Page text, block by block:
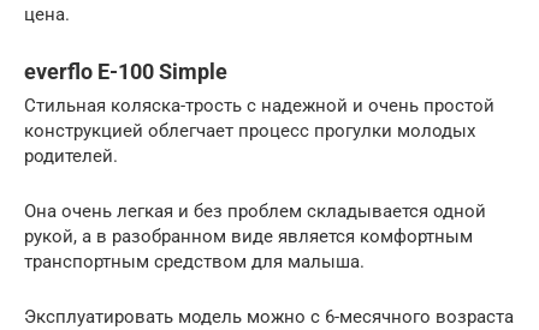
цена.
everflo E-100 Simple
Стильная коляска-трость с надежной и очень простой
конструкцией облегчает процесс прогулки молодых
родителей.
Она очень легкая и без проблем складывается одной
рукой, а в разобранном виде является комфортным
транспортным средством для малыша.
Эксплуатировать модель можно с 6-месячного возраста